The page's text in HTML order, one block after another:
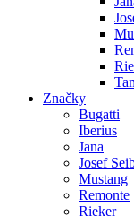
Značky
Bugatti
Iberius
Jana
Josef
Mustang
Remonte
Rieker